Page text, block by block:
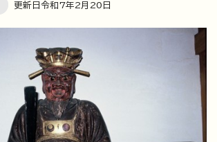
更新日令和7年2月 20 日